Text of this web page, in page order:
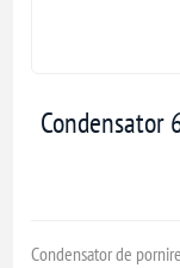
Condensator
Condensator de